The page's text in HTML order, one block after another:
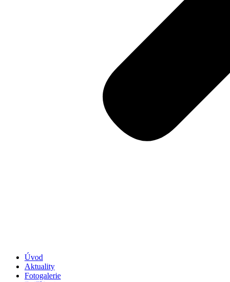
Úvod
Aktuality
Fotogalerie